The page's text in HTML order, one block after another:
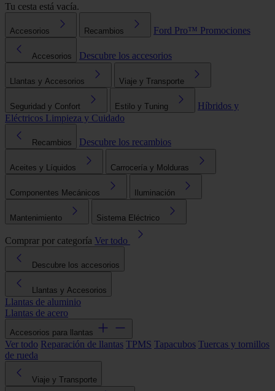
Tu cesta está vacía.
Accesorios Recambios Ford Pro™ Promociones
Accesorios Descubre los accesorios
Llantas y Accesorios Viaje y Transporte
Seguridad y Confort Estilo y Tuning
Híbridos y
Eléctricos Limpieza y Cuidado
Recambios Descubre los recambios
Aceites y Líquidos Carrocería y Molduras
Componentes Mecánicos Iluminación
Mantenimiento Sistema Eléctrico
Comprar por categoría Ver todo
Descubre los accesorios
Llantas y Accesorios
Llantas de aluminio
Llantas de acero
Accesorios para llantas
Ver todo Reparación de llantas TPMS Tapacubos Tuercas y tornillos
de rueda
Viaje y Transporte